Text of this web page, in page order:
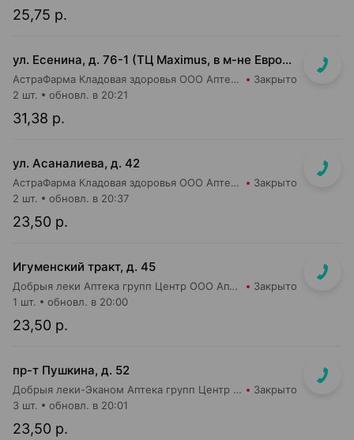
25,75 р.
ул. Есенина, д. 76-1 (ТЦ Maximus, в м-не Евроопт Super)
АстраФарма Кладовая здоровья ООО Аптека №9 Закрыто
31,38 р.
2 шт. обновл. в 20:21
ул. Асаналиева, д. 42
АстраФарма Кладовая здоровья ООО Аптека №10 Закрыто
23,50 р.
2 шт. обновл. в 20:37
Игуменский тракт, д. 45
Добрыя леки Аптека групп Центр ООО Аптека №7 Закрыто
23,50 р.
1 шт. обновл. в 20:00
пр-т Пушкина, д. 52
Добрыя леки-Эканом Аптека групп Центр ООО Аптека №29 Закрыто
23,50 р.
3 шт. обновл. в 20:01